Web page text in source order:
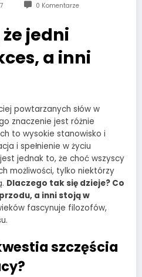
0 Komentarze
jedni
a inni
powtarzanych słów w
znaczenie jest różnie
to wysokie stanowisko i
i spełnienie w życiu
jednak to, że choć wszyscy
możliwości, tylko niektórzy
Dlaczego tak się dzieje? Co
a inni stoją w
fascynuje filozofów,
szczęścia